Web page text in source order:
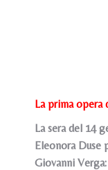
La prima opera
La sera del 14
Eleonora Duse
Giovanni